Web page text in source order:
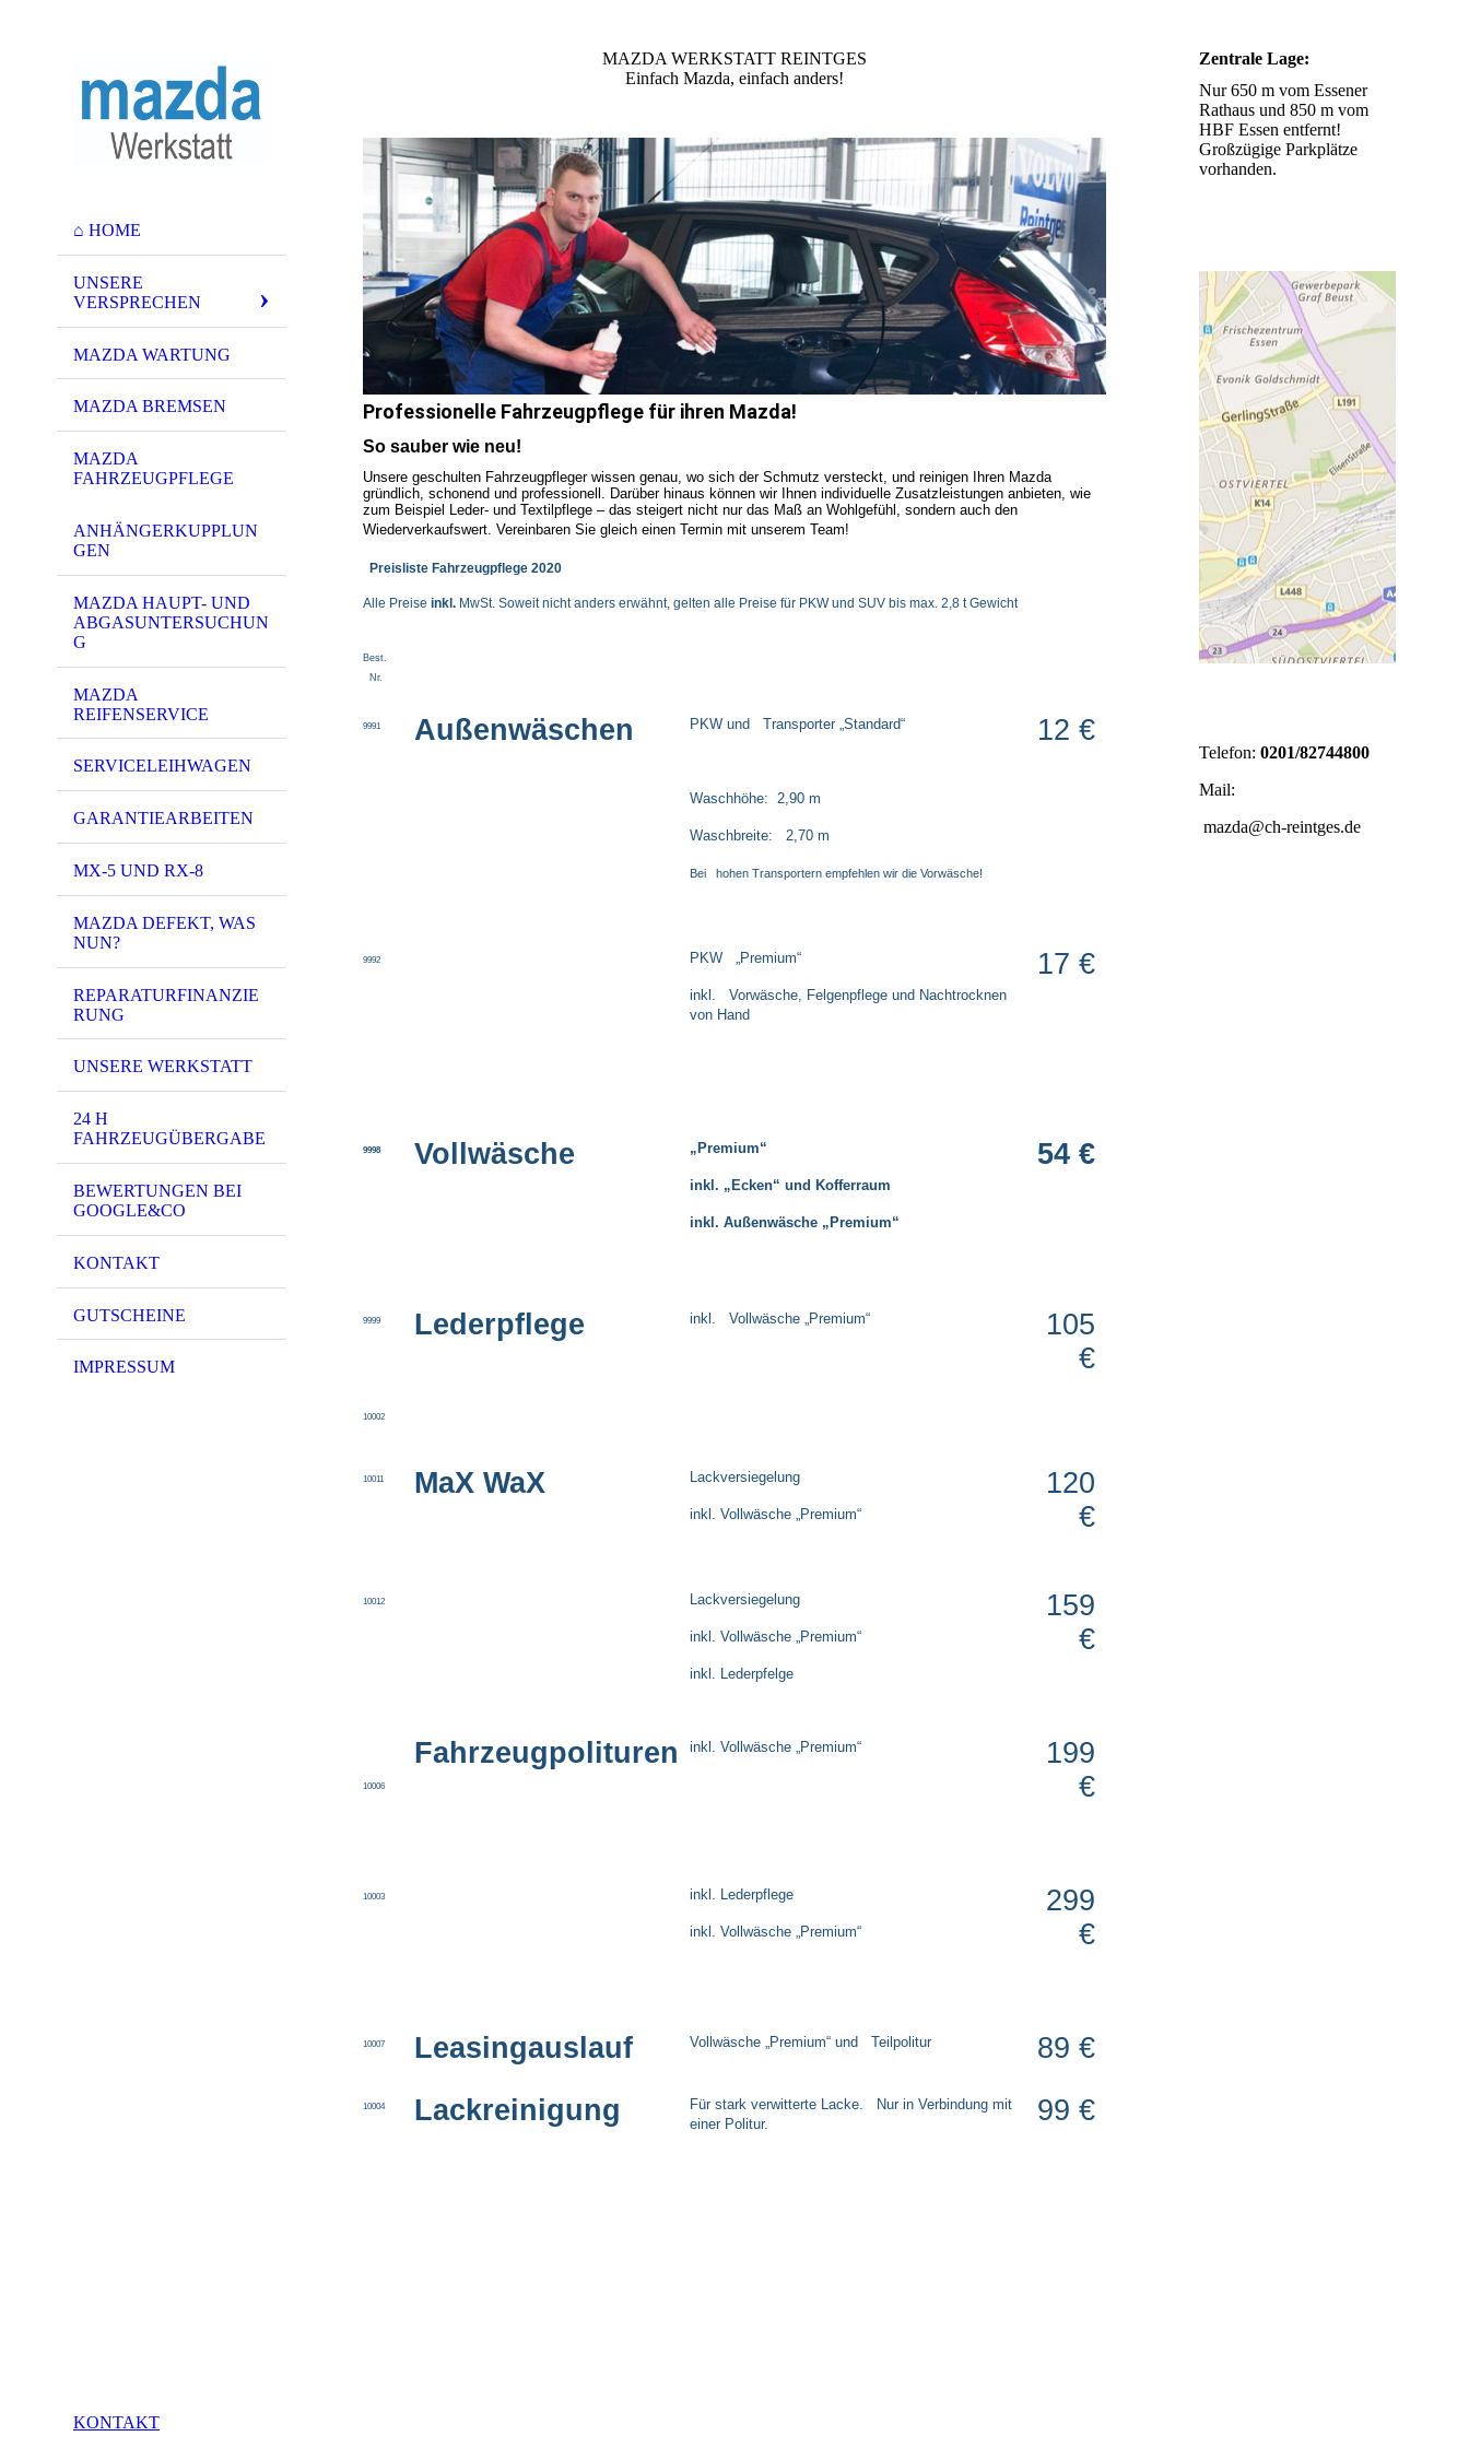
⌂ HOME
UNSERE
VERSPRECHEN
MAZDA WARTUNG
MAZDA BREMSEN
MAZDA
FAHRZEUGPFLEGE
ANHÄNGERKUPPLUN
GEN
MAZDA HAUPT- UND
ABGASUNTERSUCHUN
G
MAZDA
REIFENSERVICE
SERVICELEIHWAGEN
GARANTIEARBEITEN
MX-5 UND RX-8
MAZDA DEFEKT, WAS
NUN?
REPARATURFINANZIE
RUNG
UNSERE WERKSTATT
24 H
FAHRZEUGÜBERGABE
BEWERTUNGEN BEI
GOOGLE&CO
KONTAKT
GUTSCHEINE
IMPRESSUM
MAZDA WERKSTATT REINTGES
Einfach Mazda, einfach anders!
Professionelle Fahrzeugpflege für ihren Mazda!
So sauber wie neu!
Unsere geschulten Fahrzeugpfleger wissen genau, wo sich der Schmutz versteckt, und reinigen Ihren Mazda
gründlich, schonend und professionell. Darüber hinaus können wir Ihnen individuelle Zusatzleistungen anbieten, wie
zum Beispiel Leder- und Textilpflege – das steigert nicht nur das Maß an Wohlgefühl, sondern auch den
Wiederverkaufswert. Vereinbaren Sie gleich einen Termin mit unserem Team!
Preisliste Fahrzeugpflege 2020
Alle Preise inkl. MwSt. Soweit nicht anders erwähnt, gelten alle Preise für PKW und SUV bis max. 2,8 t Gewicht
Best.
Nr.
9991 Außenwäschen PKW und Transporter „Standard“
Waschhöhe: 2,90 m
Waschbreite: 2,70 m
Bei hohen Transportern empfehlen wir die Vorwäsche!
12 €
9992 PKW „Premium“
inkl. Vorwäsche, Felgenpflege und Nachtrocknen
von Hand
17 €
9998 Vollwäsche „Premium“
inkl. „Ecken“ und Kofferraum
inkl. Außenwäsche „Premium“
54 €
9999 Lederpflege inkl. Vollwäsche „Premium“
105
€
10002
10011 MaX WaX Lackversiegelung
inkl. Vollwäsche „Premium“
120
€
10012 Lackversiegelung
inkl. Vollwäsche „Premium“
inkl. Lederpfelge
159
€
10006
Fahrzeugpolituren inkl. Vollwäsche „Premium“
199
€
10003 inkl. Lederpflege
inkl. Vollwäsche „Premium“
299
€
10007 Leasingauslauf Vollwäsche „Premium“ und Teilpolitur 89 €
10004 Lackreinigung
Für stark verwitterte Lacke. Nur in Verbindung mit
einer Politur.
99 €
Zentrale Lage:
Nur 650 m vom Essener
Rathaus und 850 m vom
HBF Essen entfernt!
Großzügige Parkplätze
vorhanden.
Telefon: 0201/82744800
Mail:
mazda@ch-reintges.de
KONTAKT